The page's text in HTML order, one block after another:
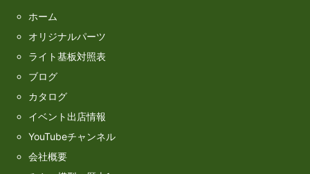
ホーム
オリジナルパーツ
ライト基板対照表
ブログ
カタログ
イベント出店情報
YouTubeチャンネル
会社概要